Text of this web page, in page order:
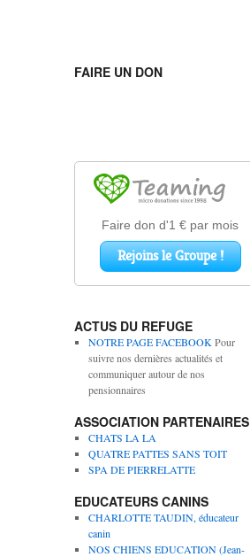
FAIRE UN DON
ACTUS DU REFUGE
NOTRE PAGE FACEBOOK Pour
suivre nos dernières actualités et
communiquer autour de nos
pensionnaires
ASSOCIATION PARTENAIRES
CHATS LA LA
QUATRE PATTES SANS TOIT
SPA DE PIERRELATTE
EDUCATEURS CANINS
CHARLOTTE TAUDIN, éducateur
canin
NOS CHIENS EDUCATION (Jean-